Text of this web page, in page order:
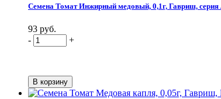
Семена Томат Инжирный медовый, 0,1г, Гавриш, серия
93 руб.
-
+